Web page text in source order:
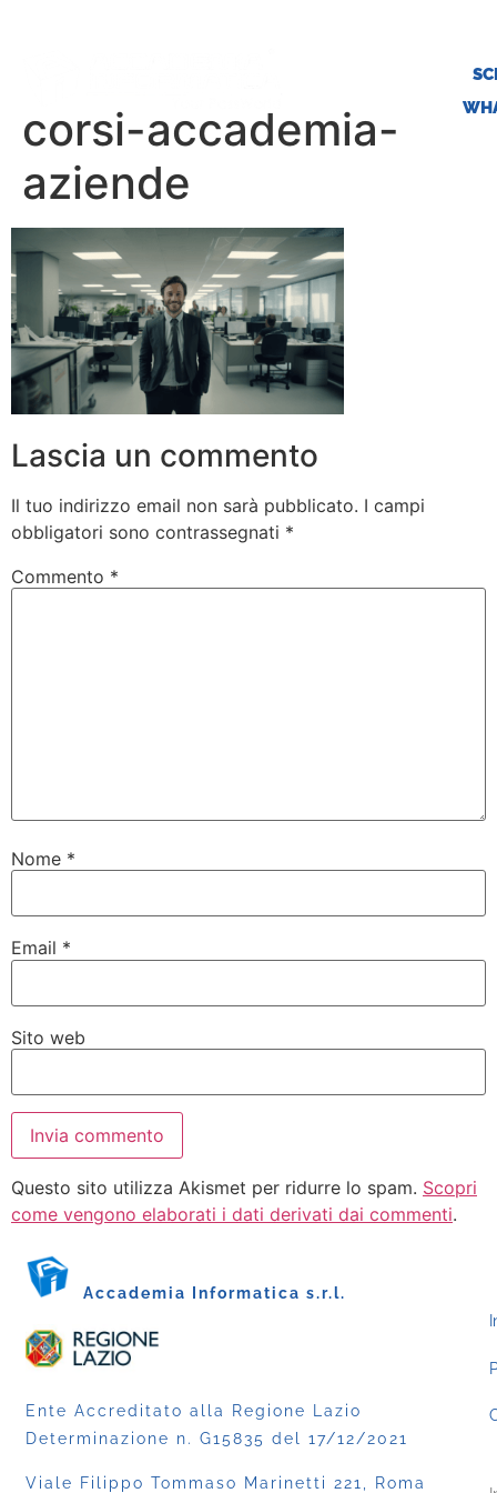
corsi-accademia-
aziende
Lascia un commento
Il tuo indirizzo email non sarà pubblicato. I campi
obbligatori sono contrassegnati *
Commento *
Nome *
Email *
Sito web
Questo sito utilizza Akismet per ridurre lo spam. Scopri
come vengono elaborati i dati derivati dai commenti.
Accademia Informatica s.r.l.
Ente Accreditato alla Regione Lazio
Determinazione n. G15835 del 17/12/2021
Viale Filippo Tommaso Marinetti 221, Roma